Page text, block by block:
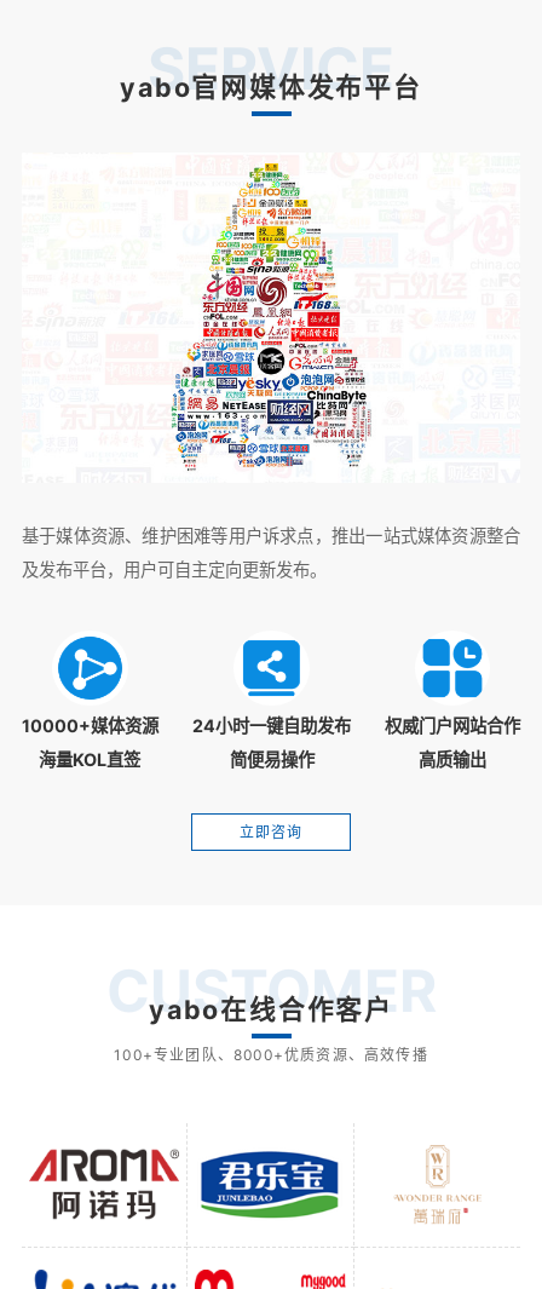
SERVICE
yabo官网媒体发布平台
基于媒体资源、维护困难等用户诉求点，推出一站式媒体资源整合
及发布平台，用户可自主定向更新发布。
10000+媒体资源
海量KOL直签
24小时一键自助发布
简便易操作
权威门户网站合作
高质输出
立即咨询
CUSTOMER
yabo在线合作客户
100+专业团队、8000+优质资源、高效传播